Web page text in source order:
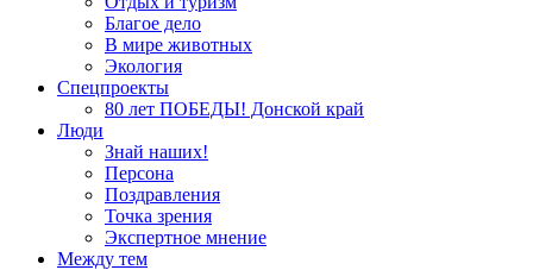
Благое дело
В мире животных
Экология
Спецпроекты
80 лет ПОБЕДЫ! Донской край
Люди
Знай наших!
Персона
Поздравления
Точка зрения
Экспертное мнение
Между тем